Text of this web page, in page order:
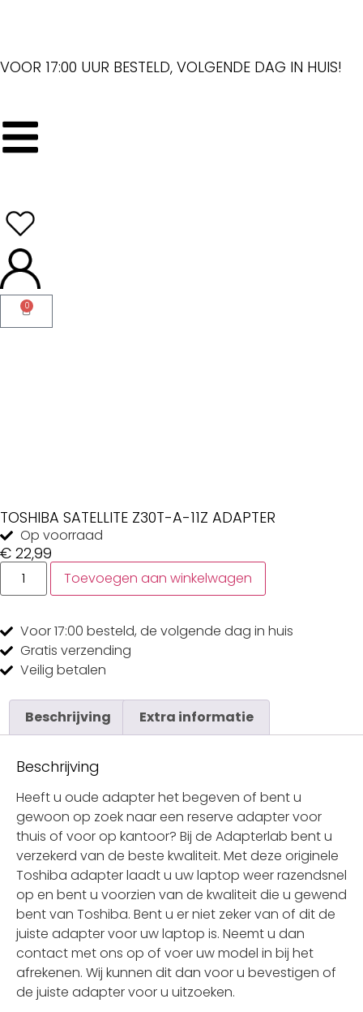
VOOR 17:00 UUR BESTELD, VOLGENDE DAG IN HUIS!
0
TOSHIBA SATELLITE Z30T-A-11Z ADAPTER
Op voorraad
€ 22,99
Toevoegen aan winkelwagen
Voor 17:00 besteld, de volgende dag in huis
Gratis verzending
Veilig betalen
Beschrijving Extra informatie
Beschrijving
Heeft u oude adapter het begeven of bent u
gewoon op zoek naar een reserve adapter voor
thuis of voor op kantoor? Bij de Adapterlab bent u
verzekerd van de beste kwaliteit. Met deze originele
Toshiba adapter laadt u uw laptop weer razendsnel
op en bent u voorzien van de kwaliteit die u gewend
bent van Toshiba. Bent u er niet zeker van of dit de
juiste adapter voor uw laptop is. Neemt u dan
contact met ons op of voer uw model in bij het
afrekenen. Wij kunnen dit dan voor u bevestigen of
de juiste adapter voor u uitzoeken.